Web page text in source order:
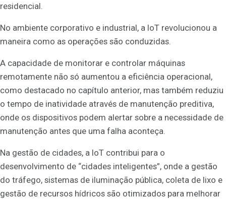
residencial.
No ambiente corporativo e industrial, a IoT revolucionou a
maneira como as operações são conduzidas.
A capacidade de monitorar e controlar máquinas
remotamente não só aumentou a eficiência operacional,
como destacado no capítulo anterior, mas também reduziu
o tempo de inatividade através de manutenção preditiva,
onde os dispositivos podem alertar sobre a necessidade de
manutenção antes que uma falha aconteça.
Na gestão de cidades, a IoT contribui para o
desenvolvimento de “cidades inteligentes”, onde a gestão
do tráfego, sistemas de iluminação pública, coleta de lixo e
gestão de recursos hídricos são otimizados para melhorar